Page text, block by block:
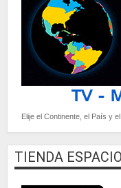
Elije el Continente, el País y
TIENDA